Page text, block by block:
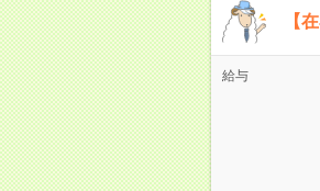
【
給与